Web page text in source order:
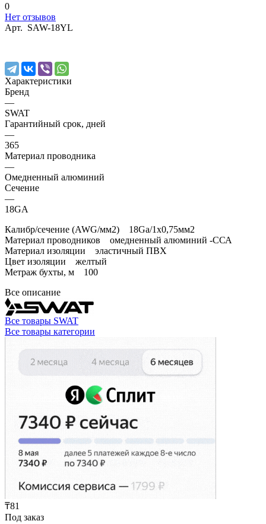
0
Нет отзывов
Арт. SAW-18YL
Характеристики
Бренд
—
SWAT
Гарантийный срок, дней
—
365
Материал проводника
—
Омедненный алюминий
Сечение
—
18GA
Калибр/сечение (AWG/мм2) 18Ga/1x0,75мм2
Материал проводников омедненный алюминий -ССА
Материал изоляции эластичный ПВХ
Цвет изоляции желтый
Метраж бухты, м 100
Все описание
Все товары SWAT
Все товары категории
₸81
Под заказ